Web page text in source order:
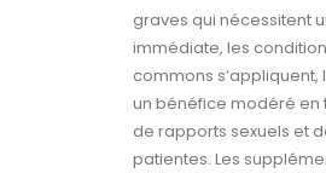
graves qui nécessitent
immédiate, les
commons
un bénéfice modéré
de rapports sexuels et
patientes. Les